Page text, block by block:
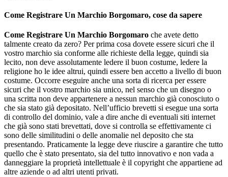
Come Registrare Un Marchio Borgomaro, cose da sapere
Come Registrare Un Marchio Borgomaro che avete detto
talmente creato da zero? Per prima cosa dovete essere sicuri che il
vostro marchio sia conforme alle richieste della legge, quindi sia
lecito, non deve assolutamente ledere il buon costume, ledere la
religione ho le idee altrui, quindi essere ben accetto a livello di buon
costume. Occorre eseguire anche una sorta di ricerca per essere
sicuri che il vostro marchio sia unico, nel senso che un disegno o
una scritta non deve appartenere a nessun marchio già conosciuto o
che sia stato già depositato. Nell’ufficio brevetti si esegue una sorta
di controllo del dominio, vale a dire anche di eventuali siti internet
che già sono stati brevettati, dove si controlla se effettivamente ci
sono delle similitudini o delle anomalie nel deposito che sta
presentando. Praticamente la legge deve riuscire a garantire che tutto
quello che è stato presentato, sia del tutto innovativo e non vada a
danneggiare la proprietà intellettuale è il copyright che appartiene ad
altre aziende o ad altri utenti privati.